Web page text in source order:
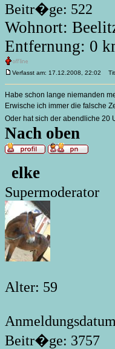
Beitr�ge: 522
Wohnort:
Entfernung: 0
Verfasst am: 17.12.2008, 22:02
Habe schon lange niemanden
Erwische ich immer die falsche
Oder hat sich der abendliche 20
Nach oben
elke
Supermoderator
Alter: 59
Beitr�ge: 3757